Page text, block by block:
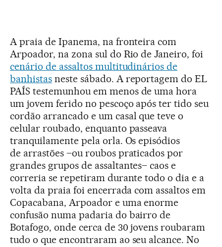
A praia de Ipanema, na fronteira com
Arpoador, na zona sul do Rio de Janeiro, foi
cenário de assaltos multitudinários de
banhistasneste sábado. A reportagem do EL
PAÍS testemunhou em menos de uma hora
um jovem ferido no pescoço após ter tido seu
cordão arrancado e um casal que teve o
celular roubado, enquanto passeava
tranquilamente pela orla. Os episódios
de arrastões –ou roubos praticados por
grandes grupos de assaltantes– caos e
correria se repetiram durante todo o dia e a
volta da praia foi encerrada com assaltos em
Copacabana, Arpoador e uma enorme
confusão numa padaria do bairro de
Botafogo, onde cerca de 30 jovens roubaram
tudo o que encontraram ao seu alcance. No